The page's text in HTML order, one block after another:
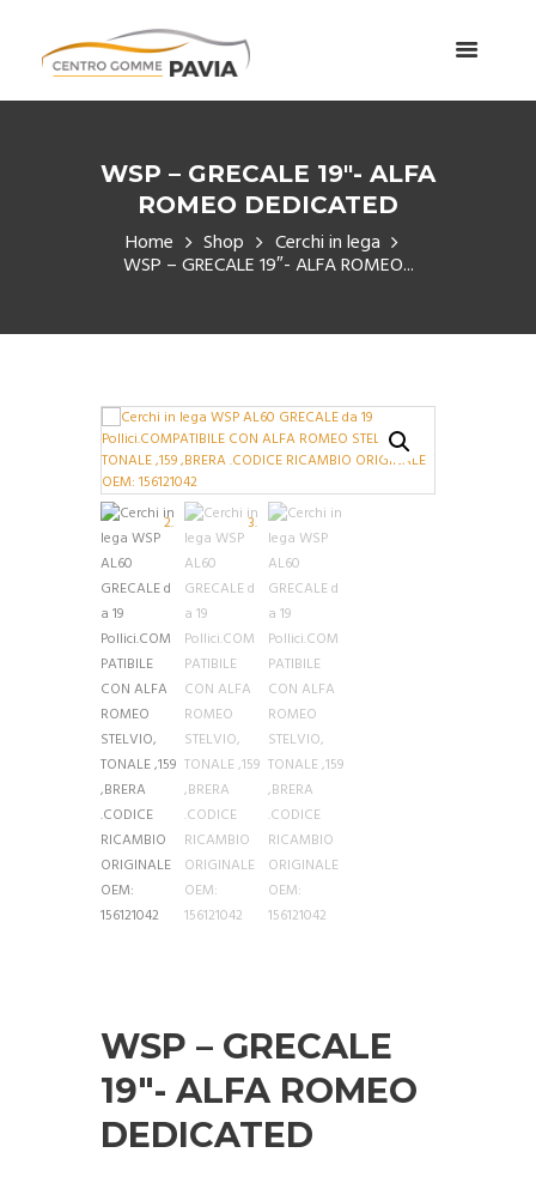
WSP – GRECALE 19″- ALFA
ROMEO DEDICATED
Home Shop Cerchi in lega
WSP – GRECALE 19″- ALFA ROMEO...
WSP – GRECALE
19″- ALFA ROMEO
DEDICATED